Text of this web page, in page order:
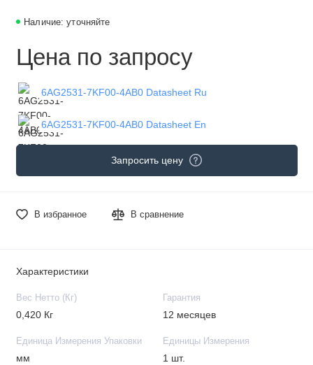
Наличие: уточняйте
Цена по запросу
6AG2531-7KF00-4AB0 Datasheet Ru
6AG2531-7KF00-4AB0 Datasheet En
Запросить цену
В избранное В сравнение
Характеристики
Вес Нетто (Кг)
0,420 Кг
Гарантия
12 месяцев
Единица Измерения Упаковки
мм
Единицы Измерения
1 шт.